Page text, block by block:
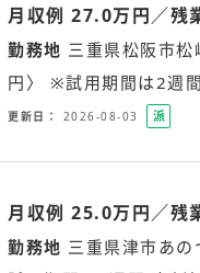
月収例 27.0万円／残
勤務地 三重県松阪市松
円〉 ※試用期間は2週
更新日 2026-08-03
派
社
月収例 25.0万円／残
勤務地 三重県津市あの